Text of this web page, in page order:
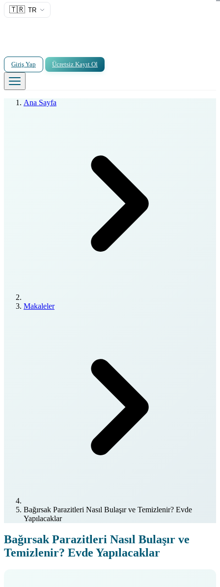
🇹🇷 TR
Giriş Yap Ücretsiz Kayıt Ol
Ana Sayfa
Makaleler
Bağırsak Parazitleri Nasıl Bulaşır ve Temizlenir? Evde
Yapılacaklar
Bağırsak Parazitleri Nasıl Bulaşır ve
Temizlenir? Evde Yapılacaklar